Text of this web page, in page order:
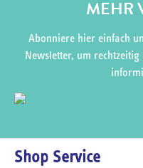
MEHR
Abonniere hier einfach
Newsletter, um
Shop Service